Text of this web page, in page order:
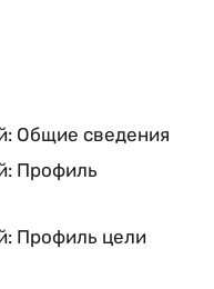
Общие сведения
Профиль
Профиль цели